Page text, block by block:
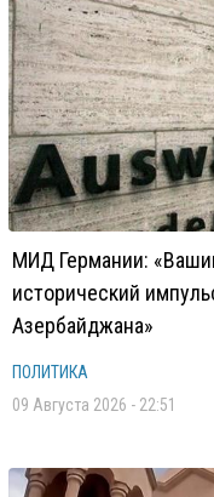
МИД Германии:
исторический
Азербайджана»
ПОЛИТИКА
09 Августа 2026 - 22:51